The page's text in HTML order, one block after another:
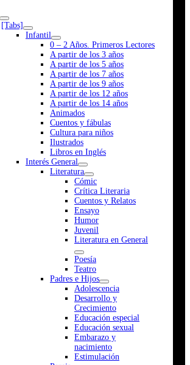
[Tabs]
Infantil
0 – 2 Años. Primeros Lectores
A partir de los 3 años
A partir de los 5 años
A partir de los 7 años
A partir de los 9 años
A partir de los 12 años
A partir de los 14 años
Animados
Cuentos y fábulas
Cultura para niños
Ilustrados
Libros en Inglés
Interés General
Literatura
Cómic
Crítica Literaria
Cuentos y Relatos
Ensayo
Humor
Juvenil
Literatura en General
Poesía
Teatro
Padres e Hijos
Adolescencia
Desarrollo y
Crecimiento
Educación especial
Educación sexual
Embarazo y
nacimiento
Estimulación